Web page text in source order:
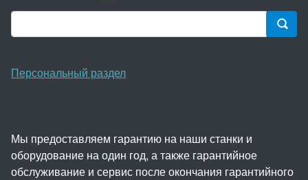
Персональный раздел
Мы предоставляем гарантию на наши станки и
оборудование на один год, а также гарантийное
обслуживание и сервис после окончания гарантийного